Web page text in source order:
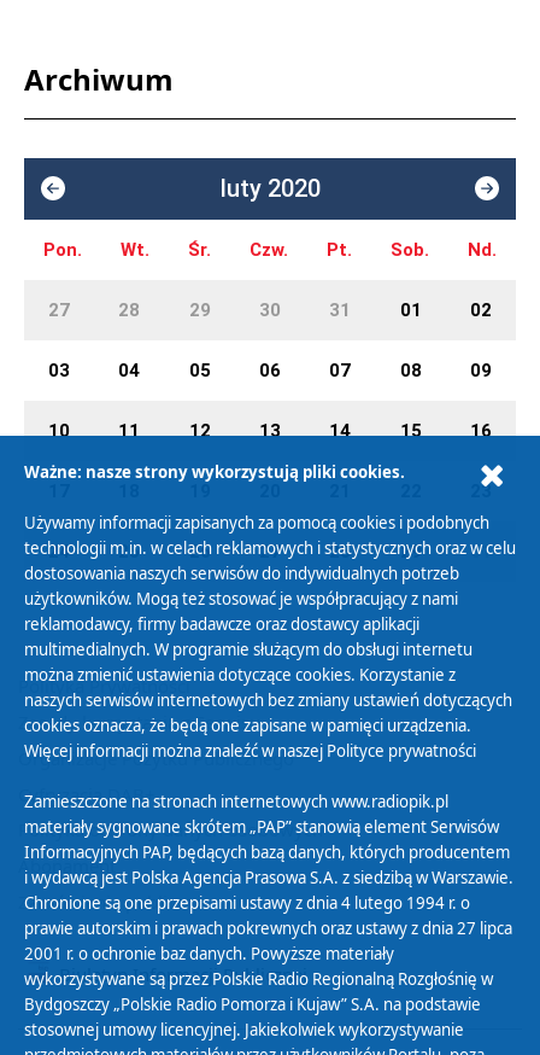
Archiwum
luty 2020
Pon. Wt. Śr. Czw. Pt. Sob. Nd.
27 28 29 30 31 01 02
03 04 05 06 07 08 09
10 11 12 13 14 15 16
23
24 25 26 27 28 29 01
Polityka Prywatności
Zasady korzystania z Serwisu
Organizacje Pożytku Publicznego
Cyfryzacja DAB+
Polityka ochrony danych osobowych
Abonament
Zamówienia publiczne
Biuletyn Informacji Publicznej
Ważne: nasze strony wykorzystują pliki cookies.
Używamy informacji zapisanych za pomocą cookies i podobnych
technologii m.in. w celach reklamowych i statystycznych oraz w celu
dostosowania naszych serwisów do indywidualnych potrzeb
użytkowników. Mogą też stosować je współpracujący z nami
reklamodawcy, firmy badawcze oraz dostawcy aplikacji
multimedialnych. W programie służącym do obsługi internetu
można zmienić ustawienia dotyczące cookies. Korzystanie z
naszych serwisów internetowych bez zmiany ustawień dotyczących
cookies oznacza, że będą one zapisane w pamięci urządzenia.
Więcej informacji można znaleźć w naszej Polityce prywatności
Zamieszczone na stronach internetowych www.radiopik.pl
materiały sygnowane skrótem „PAP” stanowią element Serwisów
Informacyjnych PAP, będących bazą danych, których producentem
i wydawcą jest Polska Agencja Prasowa S.A. z siedzibą w Warszawie.
Chronione są one przepisami ustawy z dnia 4 lutego 1994 r. o
prawie autorskim i prawach pokrewnych oraz ustawy z dnia 27 lipca
2001 r. o ochronie baz danych. Powyższe materiały
wykorzystywane są przez Polskie Radio Regionalną Rozgłośnię w
Bydgoszczy „Polskie Radio Pomorza i Kujaw” S.A. na podstawie
stosownej umowy licencyjnej. Jakiekolwiek wykorzystywanie